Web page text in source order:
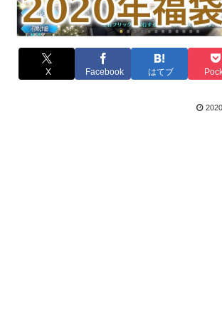
X Facebook はてブ